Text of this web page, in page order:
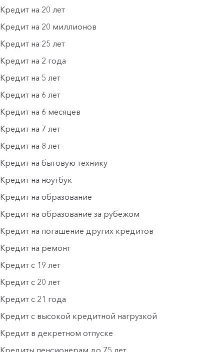
Кредит на 20 лет
Кредит на 20 миллионов
Кредит на 25 лет
Кредит на 2 года
Кредит на 5 лет
Кредит на 6 лет
Кредит на 6 месяцев
Кредит на 7 лет
Кредит на 8 лет
Кредит на бытовую технику
Кредит на ноутбук
Кредит на образование
Кредит на образование за рубежом
Кредит на погашение других кредитов
Кредит на ремонт
Кредит с 19 лет
Кредит с 20 лет
Кредит с 21 года
Кредит с высокой кредитной нагрузкой
Кредит в декретном отпуске
Кредиты пенсионерам до 75 лет